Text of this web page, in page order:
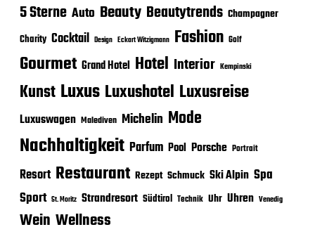
5 Sterne Auto Beauty Beautytrends Champagner
Charity Cocktail Design Eckart Witzigmann Fashion Golf
Gourmet Grand Hotel Hotel Interior Kempinski
Kunst Luxus Luxushotel Luxusreise
Luxuswagen Malediven Michelin Mode
Nachhaltigkeit Parfum Pool Porsche Portrait
Resort Restaurant Rezept Schmuck Ski Alpin Spa
Sport St. Moritz Strandresort Südtirol Technik Uhr Uhren Venedig
Wein Wellness